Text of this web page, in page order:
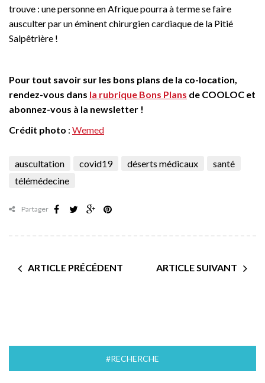
trouve : une personne en Afrique pourra à terme se faire
ausculter par un éminent chirurgien cardiaque de la Pitié
Salpêtrière !
Pour tout savoir sur les bons plans de la co-location,
rendez-vous dans la rubrique Bons Plans de COOLOC et
abonnez-vous à la newsletter !
Crédit photo : Wemed
auscultation covid19 déserts médicaux
santé
télémédecine
Partager
ARTICLE PRÉCÉDENT ARTICLE SUIVANT
#RECHERCHE